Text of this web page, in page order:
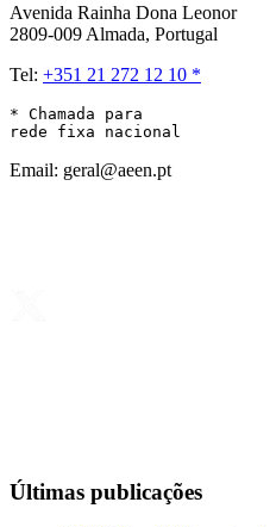
Avenida Rainha Dona Leonor
2809-009 Almada, Portugal
Tel: +351 21 272 12 10 *
* Chamada para
rede fixa nacional
Email: geral@aeen.pt
Últimas publicações